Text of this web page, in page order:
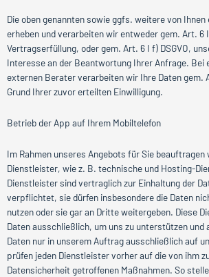
Die oben genannten sowie ggfs. weitere von Ihnen
erheben und verarbeiten wir entweder gem. Art. 6
Vertragserfüllung, oder gem. Art. 6 I f) DSGVO,
Interesse an der Beantwortung Ihrer Anfrage. Bei
externen Berater verarbeiten wir Ihre Daten gem.
Grund Ihrer zuvor erteilten Einwilligung.
Betrieb der App auf Ihrem Mobiltelefon
Im Rahmen unseres Angebots für Sie
Dienstleister, wie z. B. technische und Hosting-
Dienstleister sind vertraglich zur Einhaltung der
verpflichtet, sie dürfen insbesondere die Daten
nutzen oder sie gar an Dritte weitergeben. Diese
Daten ausschließlich, um uns zu unterstützen und
Daten nur in unserem Auftrag ausschließlich auf
prüfen jeden Dienstleister vorher auf die von ihm
Datensicherheit getroffenen Maßnahmen. So